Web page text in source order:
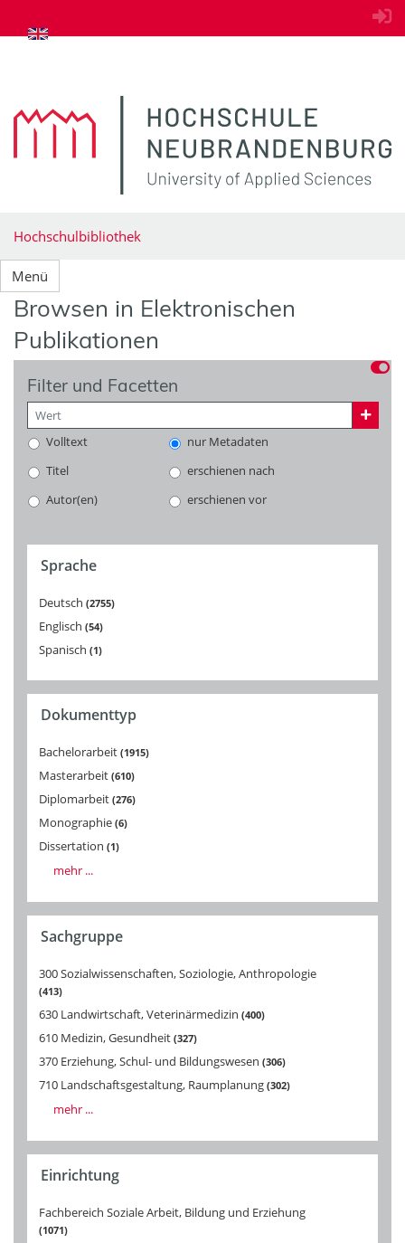
zum Inhalt springen
Hochschulbibliothek
Menü
Browsen in Elektronischen
Publikationen
Filter und Facetten
Volltext
nur Metadaten
Titel
erschienen nach
Autor(en)
erschienen vor
Sprache
Deutsch 2755
Englisch 54
Spanisch 1
Dokumenttyp
Bachelorarbeit 1915
Masterarbeit 610
Diplomarbeit 276
Monographie 6
Dissertation 1
mehr ...
Sachgruppe
300 Sozialwissenschaften, Soziologie, Anthropologie
413
630 Landwirtschaft, Veterinärmedizin 400
610 Medizin, Gesundheit 327
370 Erziehung, Schul- und Bildungswesen 306
710 Landschaftsgestaltung, Raumplanung 302
mehr ...
Einrichtung
Fachbereich Soziale Arbeit, Bildung und Erziehung
1071